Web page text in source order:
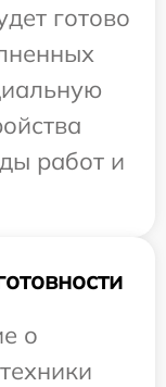
готово
работ и
о